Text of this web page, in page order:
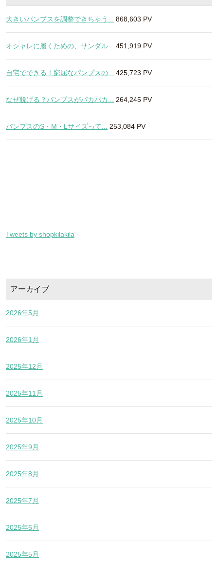
大きいパンプスを調整できちゃう... 868,603 PV
オシャレに履くための、サンダル... 451,919 PV
自宅でできる！窮屈なパンプスの... 425,723 PV
なぜ脱げる？パンプスがパカパカ... 264,245 PV
パンプスのS・M・Lサイズって... 253,084 PV
Tweets by shopkilakila
アーカイブ
2026年5月
2026年1月
2025年12月
2025年11月
2025年10月
2025年9月
2025年8月
2025年7月
2025年6月
2025年5月